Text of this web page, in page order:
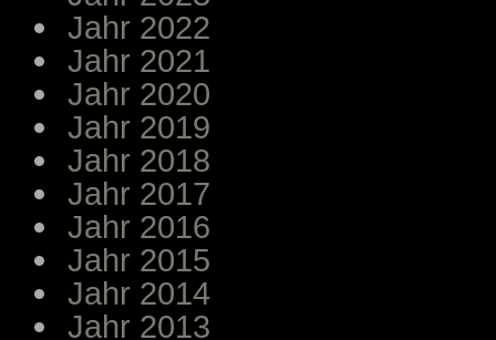
Jahr 2022
Jahr 2021
Jahr 2020
Jahr 2019
Jahr 2018
Jahr 2017
Jahr 2016
Jahr 2015
Jahr 2014
Jahr 2013